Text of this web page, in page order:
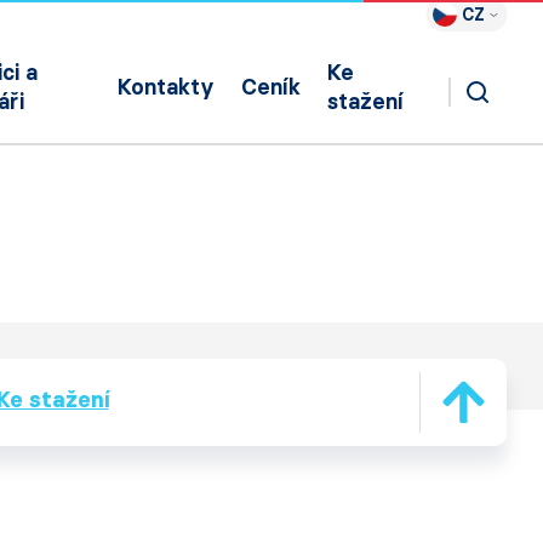
CZ
a
Kontakty Ceník
Ke
stažení
stažení